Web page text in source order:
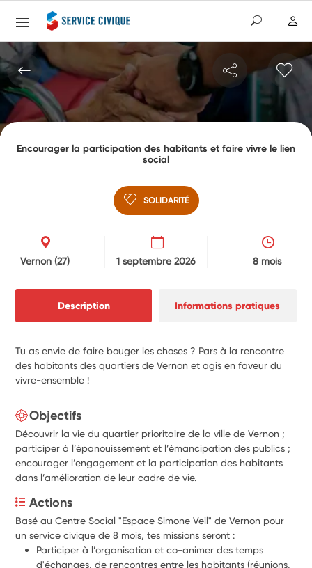
Encourager la participation des habitants et faire vivre le lien
social
SOLIDARITÉ
Vernon(27) 1 septembre 2026 8 mois
Description Informations pratiques
Tu as envie de faire bouger les choses ? Pars à la rencontre
des habitants des quartiers de Vernon et agis en faveur du
vivre-ensemble !
Objectifs
Découvrir la vie du quartier prioritaire de la ville de Vernon ;
participer à l’épanouissement et l’émancipation des publics ;
encourager l’engagement et la participation des habitants
dans l’amélioration de leur cadre de vie.
Actions
Basé au Centre Social "Espace Simone Veil" de Vernon pour
un service civique de 8 mois, tes missions seront :
d'échanges, de rencontres entre les habitants (réunions,